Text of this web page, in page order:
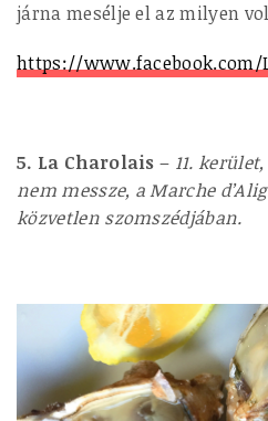
járna mesélje el az milyen
https://www.facebook.com/
5. La Charolais – 11.
nem messze, a Marche
közvetlen szomszédjában.